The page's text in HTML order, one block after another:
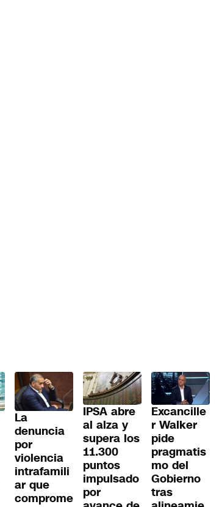
La
denuncia
por
violencia
intrafamili
ar que
comprome
IPSA abre
al alza y
supera los
11.300
puntos
impulsado
por
Excancille
r Walker
pide
pragmatis
mo del
Gobierno
tras